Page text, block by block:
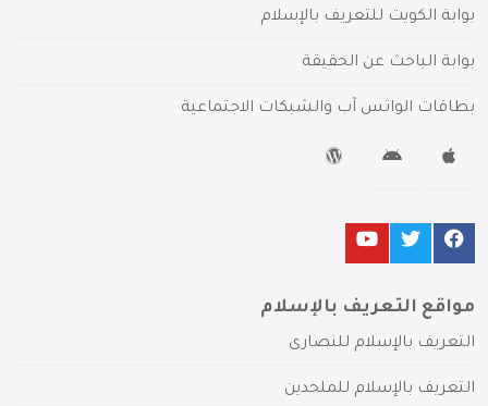
بوابة الكويت للتعريف بالإسلام
بوابة الباحث عن الحقيقة
بطاقات الواتس آب والشبكات الاجتماعية
مواقع التعريف بالإسلام
التعريف بالإسلام للنصارى
التعريف بالإسلام للملحدين